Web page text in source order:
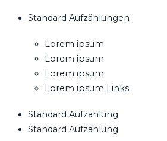
Standard Aufzählungen
Lorem ipsum
Lorem ipsum
Lorem ipsum
Lorem ipsum Links
Standard Aufzählung
Standard Aufzählung